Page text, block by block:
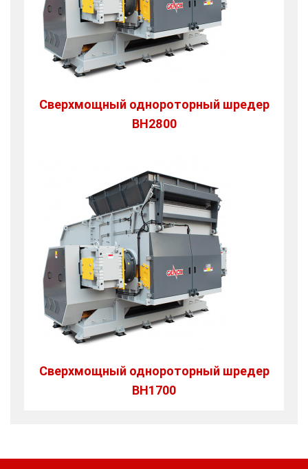
Сверхмощный однороторный шредер
BH2800
Сверхмощный однороторный шредер
BH1700